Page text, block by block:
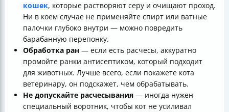
кошек, которые растворяют серу и очищают проход.
Ни в коем случае не применяйте спирт или ватные
палочки глубоко внутри — можно повредить
барабанную перепонку.
Обработка ран — если есть расчесы, аккуратно
промойте ранки антисептиком, который подходит
для животных. Лучше всего, если покажете кота
ветеринару, он подскажет, чем обрабатывать.
Не допускайте расчесывания — иногда нужен
специальный воротник, чтобы кот не усиливал